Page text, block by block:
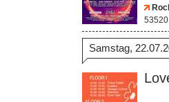
Samstag,